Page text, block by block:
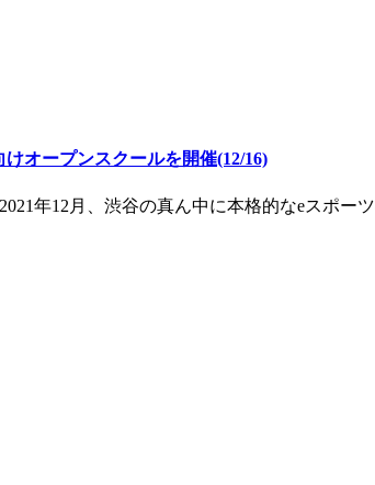
オープンスクールを開催(12/16)
年12月、渋谷の真ん中に本格的なeスポー